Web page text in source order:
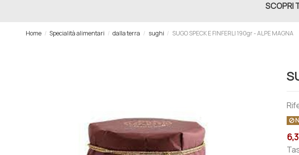
SCOPRI
Home Specialità alimentari dalla terra sughi SUGO SPECK E FINFERLI 190gr - ALPE MAGNA